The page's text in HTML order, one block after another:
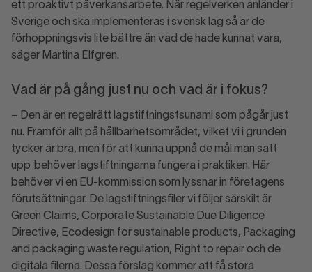
ett proaktivt påverkansarbete. När regelverken anländer i
Sverige och ska implementeras i svensk lag så är de
förhoppningsvis lite bättre än vad de hade kunnat vara,
säger Martina Elfgren.
Vad är på gång just nu och vad är i fokus?
– Den är en regelrätt lagstiftningstsunami som pågår just
nu. Framför allt på hållbarhetsområdet, vilket vi i grunden
tycker är bra, men för att kunna uppnå de mål man satt
upp behöver lagstiftningarna fungera i praktiken. Här
behöver vi en EU-kommission som lyssnar in företagens
förutsättningar. De lagstiftningsfiler vi följer särskilt är
Green Claims, Corporate Sustainable Due Diligence
Directive, Ecodesign for sustainable products, Packaging
and packaging waste regulation, Right to repair och de
digitala filerna. Dessa förslag kommer att få stora